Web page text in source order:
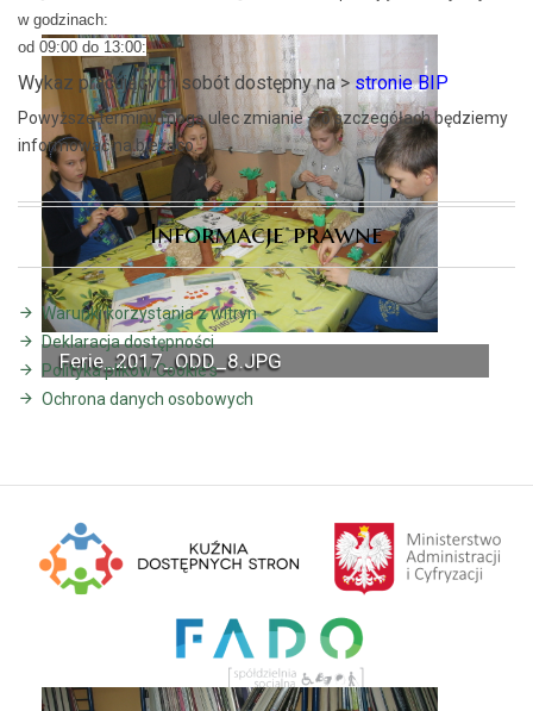
Ferie_2017_ODD_8.JPG
w godzinach:
od 09:00 do 13:00:
Wykaz pracujących sobót dostępny na > stronie BIP
Powyższe terminy mogą ulec zmianie – o szczegółach będziemy
informować na bieżąco.
Informacje prawne
Warunki korzystania z witryn
Deklaracja dostępności
Polityka plików Cookie's
Ochrona danych osobowych